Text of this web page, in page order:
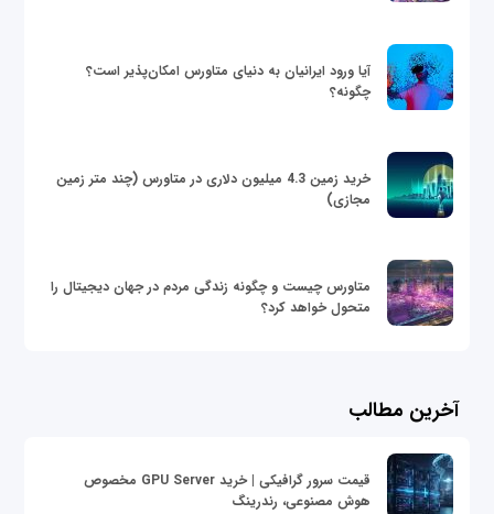
آیا ورود ایرانیان به دنیای متاورس امکان‌پذیر است؟
چگونه؟
خرید زمین 4.3 میلیون دلاری در متاورس (چند متر زمین
مجازی)
متاورس چیست و چگونه زندگی مردم در جهان دیجیتال را
متحول خواهد کرد؟
آخرین مطالب
قیمت سرور گرافیکی | خرید GPU Server مخصوص
هوش مصنوعی، رندرینگ